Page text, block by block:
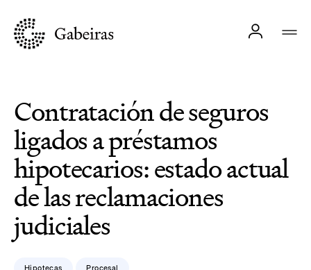
Contratación de seguros
ligados a préstamos
hipotecarios: estado actual
de las reclamaciones
judiciales
Hipotecas Procesal